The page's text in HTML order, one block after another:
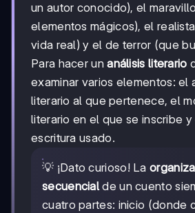
un autor conocido), el
elementos mágicos), el
vida real) y el de terror (que
Para hacer unanálisis literario
examinar varios elementos: el
literario al que pertenece, el
literario en el que se inscribe
escritura usado.
💡 ¡Dato curioso! La
secuencial de un cuento
cuatro partes: inicio (donde